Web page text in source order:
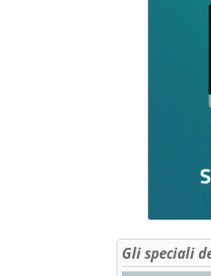
Gli speciali